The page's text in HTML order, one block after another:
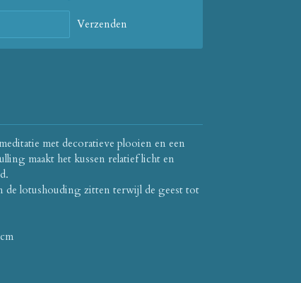
Verzenden
met decoratieve plooien en een
maakt het kussen relatief licht en
de lotushouding zitten terwijl de geest tot